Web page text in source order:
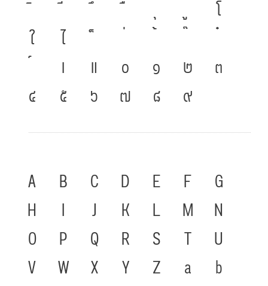
โ
ใ
ไ
เ
แ ๐ ๑ ๒
๓
๔
๕ ๖ ๗ ๘ ๙
A B C D E F
G
H
I J K L M
N
O
P Q R S T
U
V
W X Y Z a
b